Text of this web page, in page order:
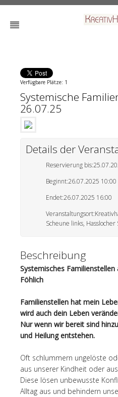
Verfügbare Plätze: 1
Systemische
26.07.25
Details der
Reservierung bis:
Beginnt:26.07.2025 10:00
Endet:26.07.2025 16:00
Veranstaltungsort:
Scheune links,
Beschreibung
Systemisches
Föhlich
Familienstellen hat mein
wird auch dein Leben
Nur wenn wir bereit sind
und Heilung entstehen.
Oft schlummern ungelöste
aus unserer Kindheit oder
Diese lösen unbewusste
Alltag aus und behindern